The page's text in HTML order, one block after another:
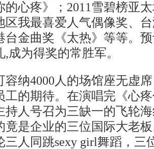
的心疼》；2011雪碧榜亚
区我最喜爱人气偶像奖、
台金曲奖《太热》等等。
成为得奖的常胜军。
4000人的场馆座无虚席
工的期待。在演唱完《心
持人号召为三缺一的飞轮
竟是企业的三位国际大老
三人同跳sexy girl舞蹈，三